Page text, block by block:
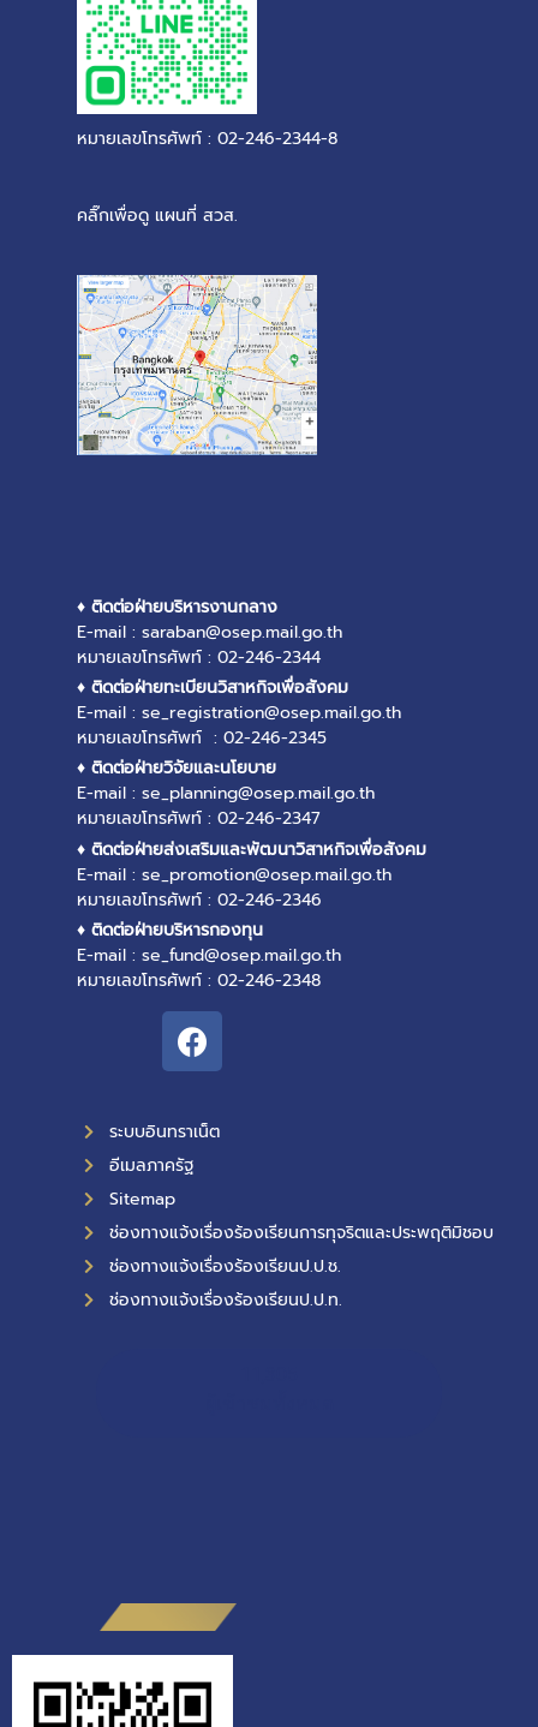
หมายเลขโทรศัพท์ : 02-246-2344-8
คลิ๊กเพื่อดู แผนที่ สวส.
♦ ติดต่อฝ่ายบริหารงานกลาง
E-mail : saraban@osep.mail.go.th
หมายเลขโทรศัพท์ : 02-246-2344
♦ ติดต่อฝ่ายทะเบียนวิสาหกิจเพื่อสังคม
E-mail : se_registration@osep.mail.go.th
หมายเลขโทรศัพท์ : 02-246-2345
♦ ติดต่อฝ่ายวิจัยและนโยบาย
E-mail : se_planning@osep.mail.go.th
หมายเลขโทรศัพท์ : 02-246-2347
♦ ติดต่อฝ่ายส่งเสริมและพัฒนาวิสาหกิจเพื่อสังคม
E-mail : se_promotion@osep.mail.go.th
หมายเลขโทรศัพท์ : 02-246-2346
♦ ติดต่อฝ่ายบริหารกองทุน
E-mail : se_fund@osep.mail.go.th
หมายเลขโทรศัพท์ : 02-246-2348
ระบบอินทราเน็ต
อีเมลภาครัฐ
Sitemap
ช่องทางแจ้งเรื่องร้องเรียนการทุจริตและประพฤติมิชอบ
ช่องทางแจ้งเรื่องร้องเรียนป.ป.ช.
ช่องทางแจ้งเรื่องร้องเรียนป.ป.ท.